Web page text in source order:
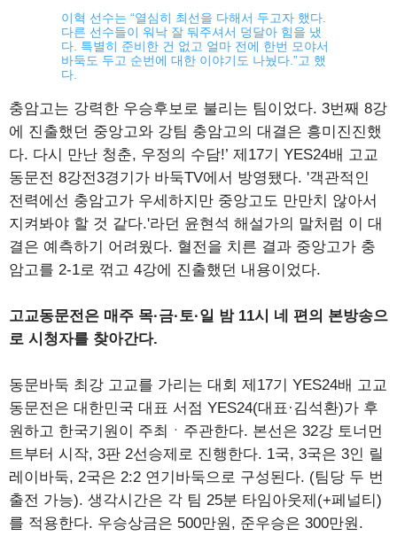
이혁 선수는 “열심히 최선을 다해서 두고자 했다.
다른 선수들이 워낙 잘 둬주셔서 덩달아 힘을 냈
다. 특별히 준비한 건 없고 얼마 전에 한번 모야서
바둑도 두고 순번에 대한 이야기도 나눴다.”고 했
다.
충암고는 강력한 우승후보로 불리는 팀이었다. 3번째 8강
에 진출했던 중앙고와 강팀 충암고의 대결은 흥미진진했
다. 다시 만난 청춘, 우정의 수담!’ 제17기 YES24배 고교
동문전 8강전3경기가 바둑TV에서 방영됐다. '객관적인
전력에선 충암고가 우세하지만 중앙고도 만만치 않아서
지켜봐야 할 것 같다.'라던 윤현석 해설가의 말처럼 이 대
결은 예측하기 어려웠다. 혈전을 치른 결과 중앙고가 충
암고를 2-1로 꺾고 4강에 진출했던 내용이었다.
고교동문전은 매주 목·금·토·일 밤 11시 네 편의 본방송으
로 시청자를 찾아간다.
동문바둑 최강 고교를 가리는 대회 제17기 YES24배 고교
동문전은 대한민국 대표 서점 YES24(대표·김석환)가 후
원하고 한국기원이 주최ㆍ주관한다. 본선은 32강 토너먼
트부터 시작, 3판 2선승제로 진행한다. 1국, 3국은 3인 릴
레이바둑, 2국은 2:2 연기바둑으로 구성된다. (팀당 두 번
출전 가능). 생각시간은 각 팀 25분 타임아웃제(+페널티)
를 적용한다. 우승상금은 500만원, 준우승은 300만원.